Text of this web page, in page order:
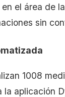
el área de
sin
1008
la aplicación